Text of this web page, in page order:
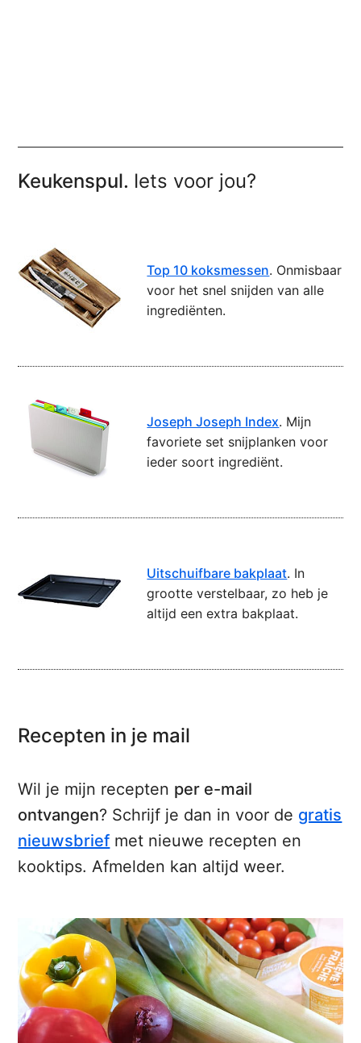
Keukenspul. Iets voor jou?
Top 10 koksmessen. Onmisbaar
voor het snel snijden van alle
ingrediënten.
Joseph Joseph Index. Mijn
favoriete set snijplanken voor
ieder soort ingrediënt.
Uitschuifbare bakplaat. In
grootte verstelbaar, zo heb je
altijd een extra bakplaat.
Recepten in je mail
Wil je mijn recepten per e-mail
ontvangen? Schrijf je dan in voor de gratis
nieuwsbrief met nieuwe recepten en
kooktips. Afmelden kan altijd weer.